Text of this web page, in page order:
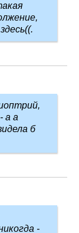
а а
б
-